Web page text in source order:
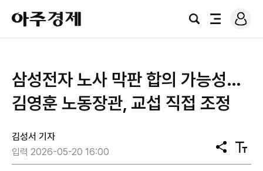
아
주
경
검
전
로
그
삼성전자 노사 막판 합의 가능성…
김영훈 노동장관, 교섭 직접 조정
김성서 기자
입력 2026-05-20 16:00
공
유
텍
스